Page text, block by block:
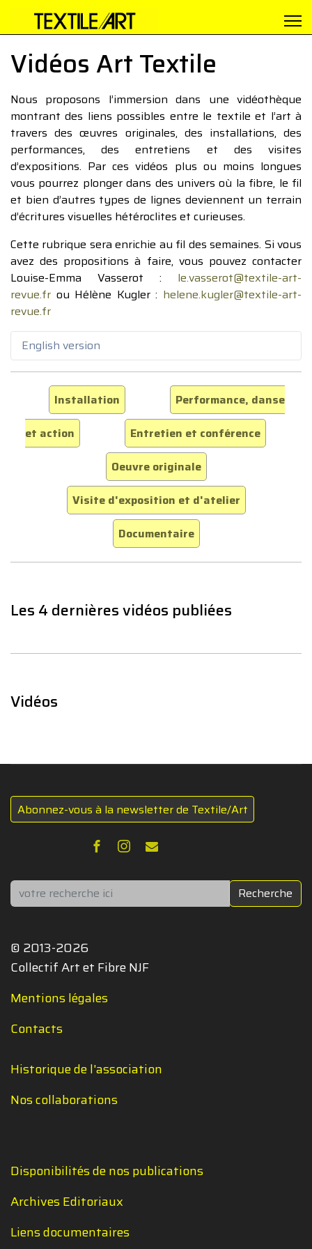
Vidéos Art Textile
Nous proposons l’immersion dans une vidéothèque
montrant des liens possibles entre le textile et l’art à
travers des œuvres originales, des installations, des
performances, des entretiens et des visites
d’expositions. Par ces vidéos plus ou moins longues
vous pourrez plonger dans des univers où la fibre, le fil
et bien d’autres types de lignes deviennent un terrain
d’écritures visuelles hétéroclites et curieuses.
Cette rubrique sera enrichie au fil des semaines. Si vous
avez des propositions à faire, vous pouvez contacter
Louise-Emma Vasserot : le.vasserot@textile-art-
revue.fr ou Hélène Kugler : helene.kugler@textile-art-
revue.fr
English version
Installation
Performance, danse
et action
Entretien et conférence
Oeuvre originale
Visite d'exposition et d'atelier
Documentaire
Les 4 dernières vidéos publiées
Vidéos
Abonnez-vous à la newsletter de Textile/Art
Rechercher Recherche
© 2013-2026
Collectif Art et Fibre NJF
Mentions légales
Contacts
Historique de l'association
Nos collaborations
Disponibilités de nos publications
Archives Editoriaux
Liens documentaires